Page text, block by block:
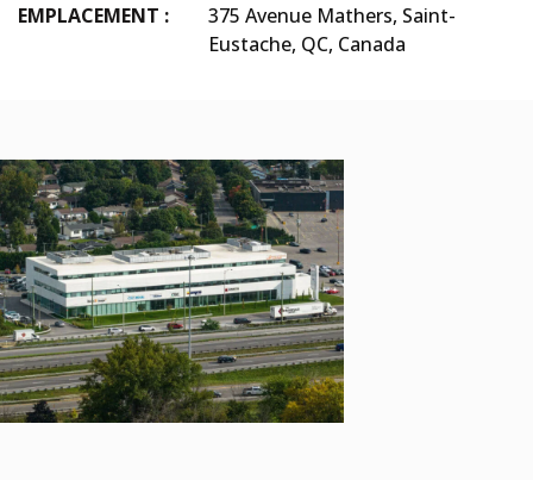
EMPLACEMENT :
375 Avenue Mathers, Saint-
Eustache, QC, Canada